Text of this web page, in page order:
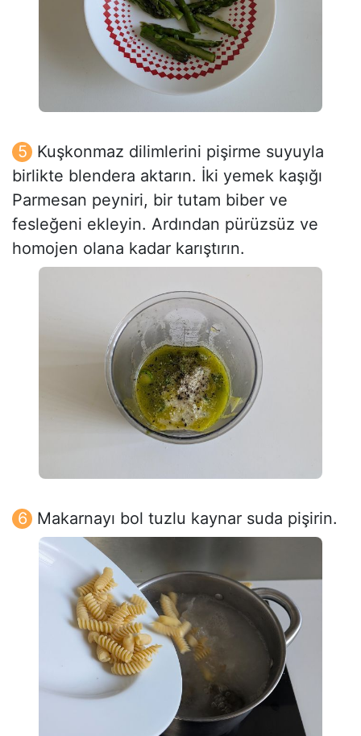
Kuşkonmaz dilimlerini pişirme suyuyla
birlikte blendera aktarın. İki yemek kaşığı
Parmesan peyniri, bir tutam biber ve
fesleğeni ekleyin. Ardından pürüzsüz ve
homojen olana kadar karıştırın.
Makarnayı bol tuzlu kaynar suda pişirin.